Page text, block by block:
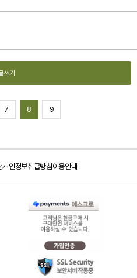
쓰기
7 8 9
개인정보취급방침이용안내